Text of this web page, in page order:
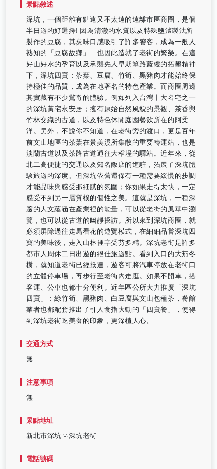
景點敘述
深坑，一個距離有點遠又不太遠的遠離市區商圈，是個
半日遊的好選擇! 因為清澈的水質以及特殊鹽滷製法所
製作的豆腐，其炭味口感吸引了許多饕客，成為一般人
熟知的「豆腐故鄉」，也因此造就了老街的繁榮。在這
好山好水的孕育以及承襲先人早期篳路藍縷的拓墾精神
下，深坑四寶：茶葉、豆腐、竹筍、黑豬肉才能始終保
持極佳的品質，成為在地著名的特色產業。而商圈周邊
其實藏有不少驚奇的體驗。例如列入台灣十大名宅之一
的深坑黃宅永安居；擁有原始自然風貌的景觀、茶香與
竹林交織的古道，以及特色休閒庭園餐飲所在的阿柔
洋。另外，不說你不知道，在老街旁的渡口，更是百年
前文山地區的茶葉在景美溪所集散的重要轉運站，也是
淡蘭古道以及茶路古道通往大稻埕的驛站。近年來，從
北二高便捷的交通以及知名飯店的進駐，拓展了深坑體
驗旅遊的深度。但深坑依舊還保有一種需要緩慢的步調
才能品味與感受那細膩的氛圍；你如果走得太快，一定
感受不到另一層質樸的個性之美。這就是深坑，一種深
邃的人文蘊涵在產業裡的能量，可以從老街的風華中瀏
覽，也可以從古道的幽靜探訪。所以來到深坑商圈，就
必須屏除過往走馬看花的遊覽模式，在細細品嘗深坑四
寶的美味後，走入山林裡享受芬多精。深坑老街是許多
都市人周休二日出遊的絕佳旅遊點。看到入口的大茄冬
樹，就知道老街已經抵達，遊客可將汽車停放在老街口
的立體停車場，再步行至老街內走逛。如果不開車，搭
客運、公車也都十分便利。近年區公所大力推廣「深坑
四寶」：綠竹筍、黑豬肉、白豆腐與文山包種茶，餐館
業者也都配套推出了引人食指大動的「四寶餐」，使得
到深坑老街吃美食的印象，更深植人心。
交通方式
無
注意事項
無
景點地址
新北市深坑區深坑老街
電話號碼